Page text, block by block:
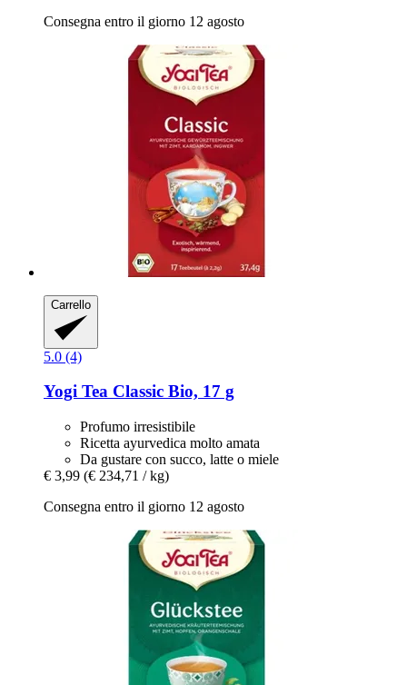
Consegna entro il giorno 12 agosto
Carrello
5.0 (4)
Yogi Tea Classic Bio, 17 g
Profumo irresistibile
Ricetta ayurvedica molto amata
Da gustare con succo, latte o miele
€ 3,99 (€ 234,71 / kg)
Consegna entro il giorno 12 agosto